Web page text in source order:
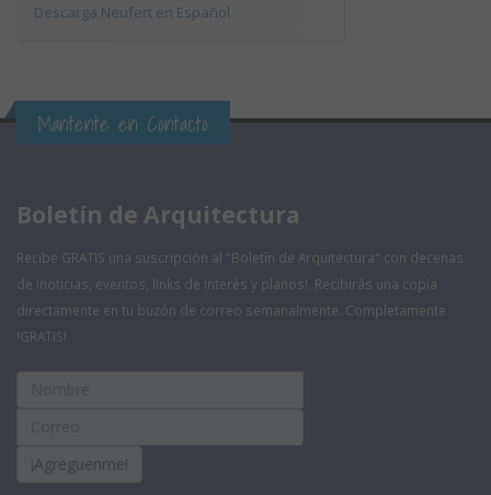
Descarga Neufert en Español
Mantente en Contacto
Boletín de Arquitectura
Recibe GRATIS una suscripción al "Boletín de Arquitectura" con decenas
de !noticias, eventos, links de interés y planos!. Recibirás una copia
directamente en tu buzón de correo semanalmente. Completamente
!GRATIS!
¡Agreguenme!